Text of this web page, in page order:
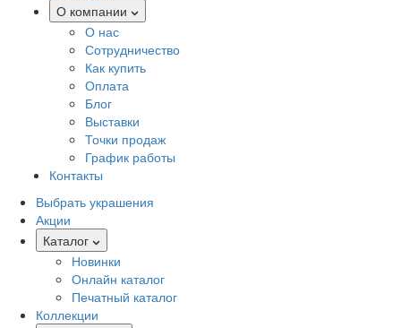
О компании
О нас
Сотрудничество
Как купить
Оплата
Блог
Выставки
Точки продаж
График работы
Контакты
Выбрать украшения
Акции
Каталог
Новинки
Онлайн каталог
Печатный каталог
Коллекции